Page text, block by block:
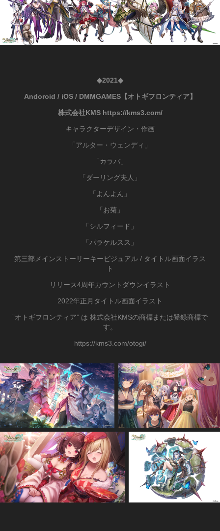
◆2021◆
Andoroid / iOS / DMMGAMES【オトギフロンティア】
株式会社KMS https://kms3.com/
キャラクターデザイン・作画
「アルター・ウェンディ」
「カラバ」
「ダーリング夫人」
「よんよん」
「お菊」
「シルフィード」
「パラケルスス」
第三部メインストーリーキービジュアル / タイトル画面イラス
ト
リリース4周年カウントダウンイラスト
2022年正月タイトル画面イラスト
”オトギフロンティア” は 株式会社KMSの商標または登録商標で
す。
https://kms3.com/otogi/